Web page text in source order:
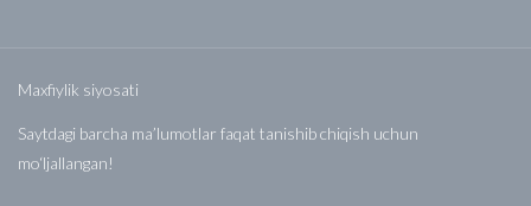
Maxfiylik siyosati
Saytdagi barcha ma’lumotlar faqat tanishib chiqish uchun
mo‘ljallangan!